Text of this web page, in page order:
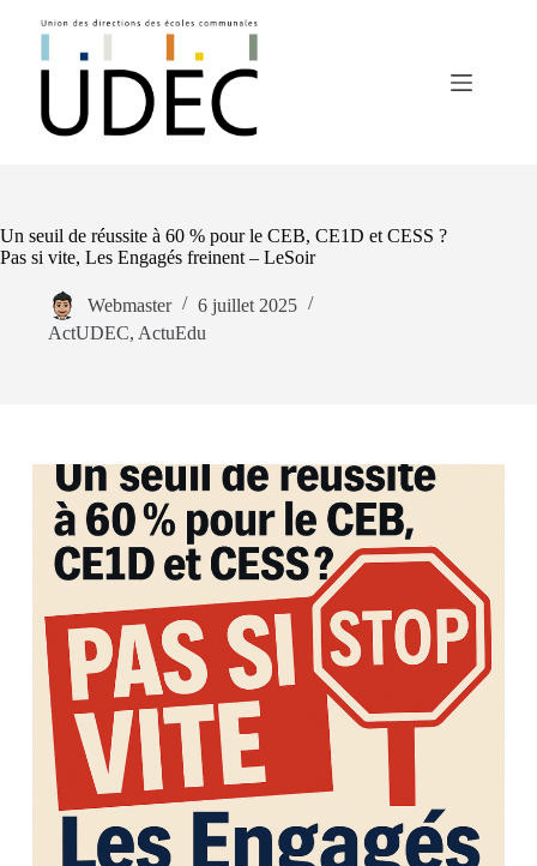
Un seuil de réussite à 60 % pour le CEB, CE1D et CESS ?
Pas si vite, Les Engagés freinent – LeSoir
Webmaster
6 juillet 2025
ActUDEC, ActuEdu